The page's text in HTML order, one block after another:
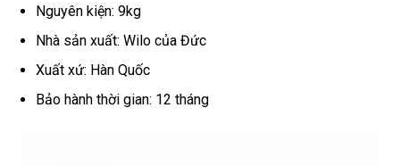
Nguyên kiện: 9kg
Nhà sản xuất: Wilo của Đức
Xuất xứ: Hàn Quốc
Bảo hành thời gian: 12 tháng